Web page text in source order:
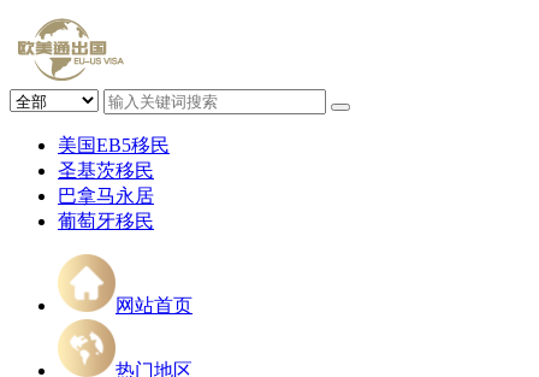
美国EB5移民
圣基茨移民
巴拿马永居
葡萄牙移民
网站首页
热门地区